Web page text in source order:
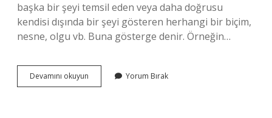
başka bir şeyi temsil eden veya daha doğrusu
kendisi dışında bir şeyi gösteren herhangi bir biçim,
nesne, olgu vb. Buna gösterge denir. Örneğin…
Devamını okuyun Belirtisel
Gösterge
Yorum Bırak